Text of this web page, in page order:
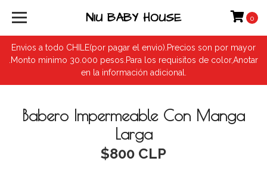
Envios a todo CHILE(por pagar el envio).Precios son por mayor
.Monto minimo 30.000 pesos.Para los requisitos de color,Anotar
en la información adicional.
NIU BABY HOUSE 0
Babero Impermeable Con Manga
Larga
$800 CLP